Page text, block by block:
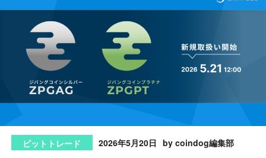
ビットトレード 2026年5月20日 by coindog編集部